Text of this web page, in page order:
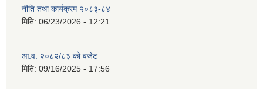
नीति तथा कार्यक्रम २०८३-८४
मिति: 06/23/2026 - 12:21
आ.व. २०८२/८३ को बजेट
मिति: 09/16/2025 - 17:56